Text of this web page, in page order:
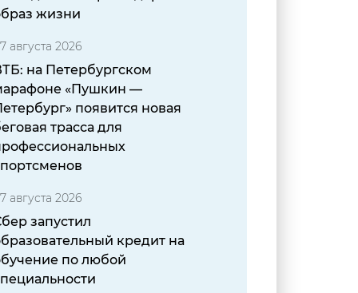
жизни
августа 2026
на Петербургском
«Пушкин —
появится новая
трасса для
августа 2026
запустил
кредит на
по любой